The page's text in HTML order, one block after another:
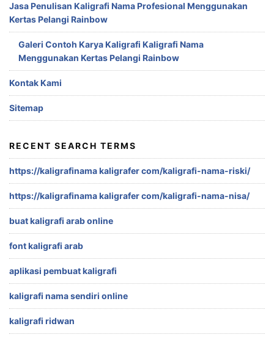
Jasa Penulisan Kaligrafi Nama Profesional Menggunakan
Kertas Pelangi Rainbow
Galeri Contoh Karya Kaligrafi Kaligrafi Nama
Menggunakan Kertas Pelangi Rainbow
Kontak Kami
Sitemap
RECENT SEARCH TERMS
https://kaligrafinama kaligrafer com/kaligrafi-nama-riski/
https://kaligrafinama kaligrafer com/kaligrafi-nama-nisa/
buat kaligrafi arab online
font kaligrafi arab
aplikasi pembuat kaligrafi
kaligrafi nama sendiri online
kaligrafi ridwan